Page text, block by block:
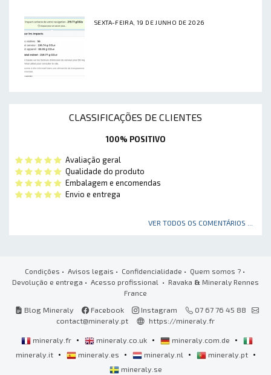
SEXTA-FEIRA, 19 DE JUNHO DE 2026
CLASSIFICAÇÕES DE CLIENTES
100% POSITIVO
Avaliação geral
Qualidade do produto
Embalagem e encomendas
Envio e entrega
VER TODOS OS COMENTÁRIOS ...
Condições • Avisos legais • Confidencialidade • Quem somos ?•
Devolução e entrega • Acesso profissional • Ravaka & Mineraly Rennes
France
Blog Mineraly
Facebook Instagram
07 67 76 45 88
contact@mineraly.pt
https://mineraly.fr
mineraly.fr • mineraly.co.uk • mineraly.com.de •
mineraly.it • mineraly.es • mineraly.nl • mineraly.pt •
mineraly.se